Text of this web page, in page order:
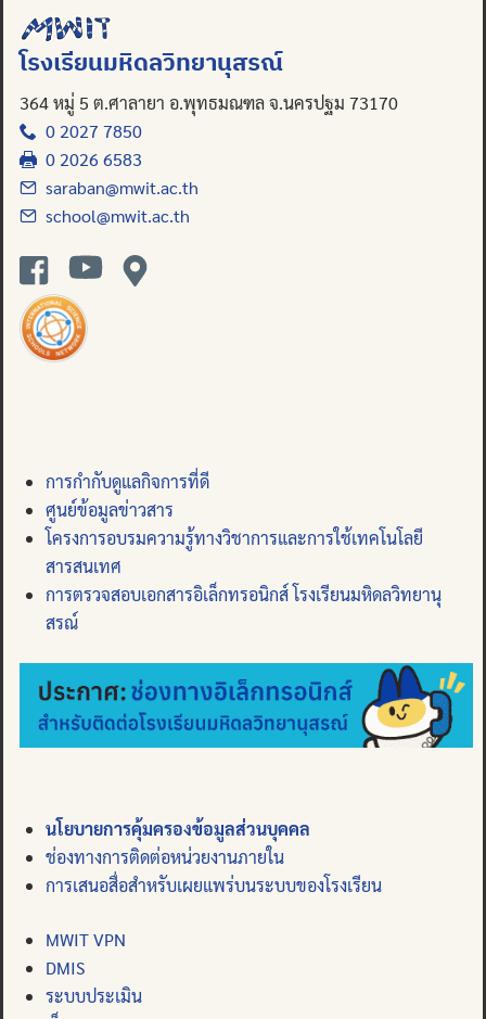
โรงเรียนมหิดลวิทยานุสรณ์
364 หมู่ 5 ต.ศาลายา อ.พุทธมณฑล จ.นครปฐม 73170
0 2027 7850
0 2026 6583
saraban@mwit.ac.th
school@mwit.ac.th
การกำกับดูแลกิจการที่ดี
ศูนย์ข้อมูลข่าวสาร
โครงการอบรมความรู้ทางวิชาการและการใช้เทคโนโลยี
สารสนเทศ
การตรวจสอบเอกสารอิเล็กทรอนิกส์ โรงเรียนมหิดลวิทยานุ
สรณ์
นโยบายการคุ้มครองข้อมูลส่วนบุคคล
ช่องทางการติดต่อหน่วยงานภายใน
การเสนอสื่อสำหรับเผยแพร่บนระบบของโรงเรียน
MWIT VPN
DMIS
ระบบประเมิน